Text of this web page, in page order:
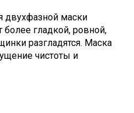
В КОРЗИНУ
двухфазной маски
более гладкой, ровной,
разгладятся. Маска
чистоты и